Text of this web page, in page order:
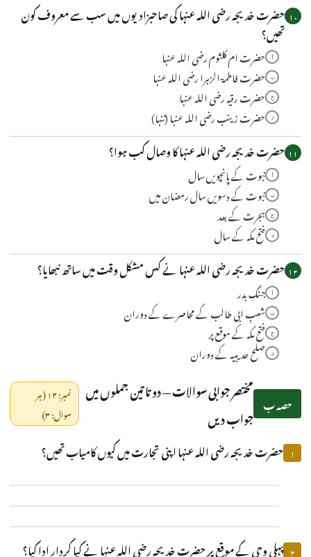
۱۰ حضرت خدیجہ رضی اللہ عنہا کی صاحبزادیوں میں سب سے معروف کون
تھیں؟
حضرت ام کلثوم رضی اللہ عنہا
ب حضرت فاطمۃ الزہرا رضی اللہ عنہا
ج حضرت رقیہ رضی اللہ عنہا
د حضرت زینب رضی اللہ عنہا (تنہا)
۱۱حضرت خدیجہ رضی اللہ عنہا کا وصال کب ہوا؟
نبوت کے پانچویں سال
ب نبوت کے دسویں سال رمضان میں
ج ہجرت کے بعد
د فتح مکہ کے سال
۱۲حضرت خدیجہ رضی اللہ عنہا نے کس مشکل وقت میں ساتھ نبھایا؟
جنگِ بدر
ب شعبِ ابی طالب کے محاصرے کے دوران
ج فتح مکہ کے موقع پر
د صلح حدیبیہ کے دوران
حصہ ب مختصر جوابی سوالات — دو تا تین جملوں میں
جواب دیں
نمبر: ۱۲ (ہر
سوال: ۳)
۱ حضرت خدیجہ رضی اللہ عنہا اپنی تجارت میں کیوں کامیاب تھیں؟
۲ پہلی وحی کے موقع پر حضرت خدیجہ رضی اللہ عنہا نے کیا کردار ادا کیا؟